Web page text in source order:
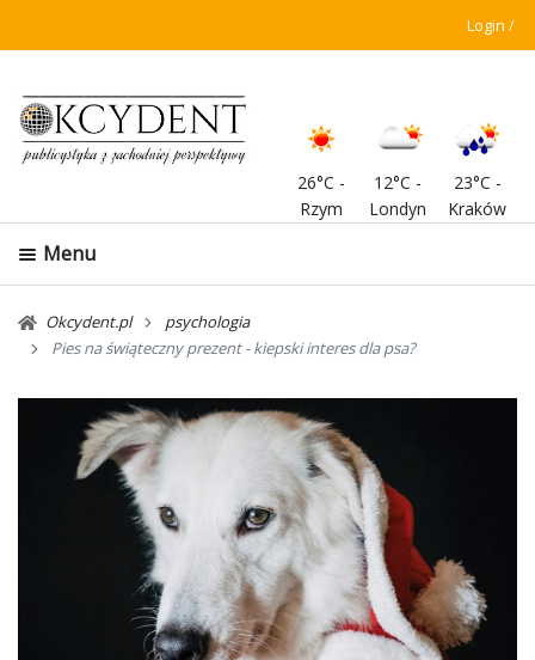
Login
26°C -
Rzym
12°C -
Londyn
23°C -
Kraków
Menu
Okcydent.pl
psychologia
Pies na świąteczny prezent - kiepski interes dla psa?